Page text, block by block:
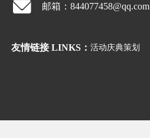
邮箱：844077458@qq.com
友情链接 LINKS： 活动庆典策划